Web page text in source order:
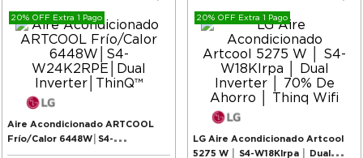
20% OFF Extra 1 Pago
Aire Acondicionado ARTCOOL
Frío/Calor 6448W│S4-
W24K2RPE│Dual Inverter│ThinQ™
20% OFF Extra 1 Pago
LG Aire Acondicionado Artcool
5275 W │ S4-W18Klrpa │ Dual